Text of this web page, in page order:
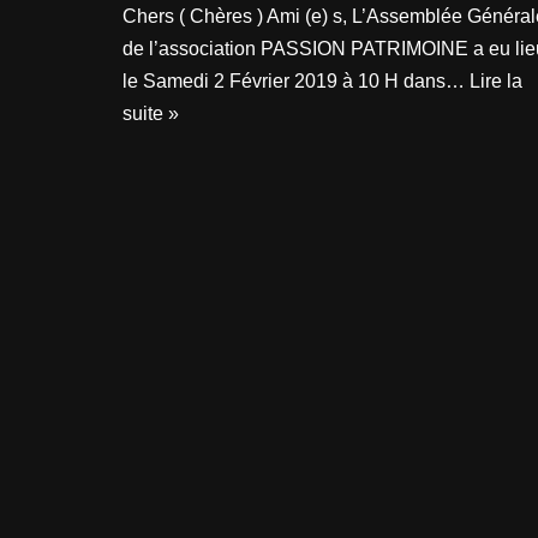
Chers ( Chères ) Ami (e) s, L’Assemblée
de l’association PASSION PATRIMOINE a eu
le Samedi 2 Février 2019 à 10 H dans… Lire la
suite »